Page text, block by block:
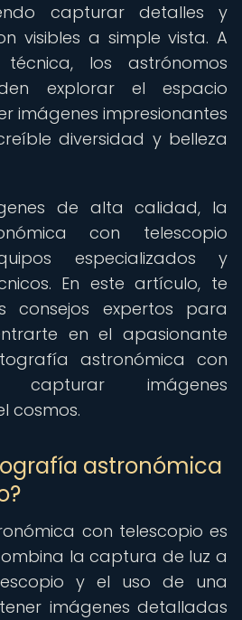
capturar detalles y
visibles a simple vista. A
los astrónomos
explorar el espacio
imágenes impresionantes
diversidad y belleza
de alta calidad, la
con telescopio
especializados y
En este artículo, te
consejos expertos para
en el apasionante
astronómica con
imágenes
cosmos.
astronómica
con telescopio es
la captura de luz a
y el uso de una
imágenes detalladas